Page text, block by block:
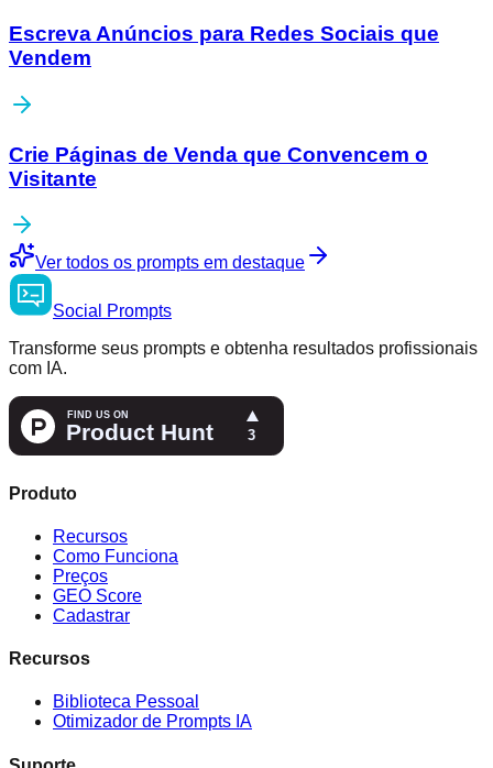
Escreva Anúncios para Redes Sociais que
Vendem
Crie Páginas de Venda que Convencem o
Visitante
Ver todos os prompts em destaque
Social
Prompts
Transforme seus prompts e obtenha resultados profissionais
com IA.
Produto
Recursos
Como Funciona
Preços
GEO Score
Cadastrar
Recursos
Biblioteca Pessoal
Otimizador de Prompts IA